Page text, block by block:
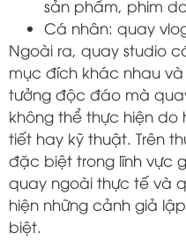
sản phẩm, phim
Cá nhân: quay
Ngoài ra, quay studio
mục đích khác nhau
tưởng độc đáo mà
không thể thực hiện do
tiết hay kỹ thuật. Trên
đặc biệt trong lĩnh vực
quay ngoài thực tế và
hiện những cảnh giả
biệt.